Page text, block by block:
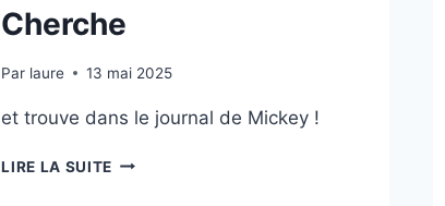
Cherche
Par laure 13 mai 2025
et trouve dans le journal de Mickey !
LIRE LA SUITE CHERCHE